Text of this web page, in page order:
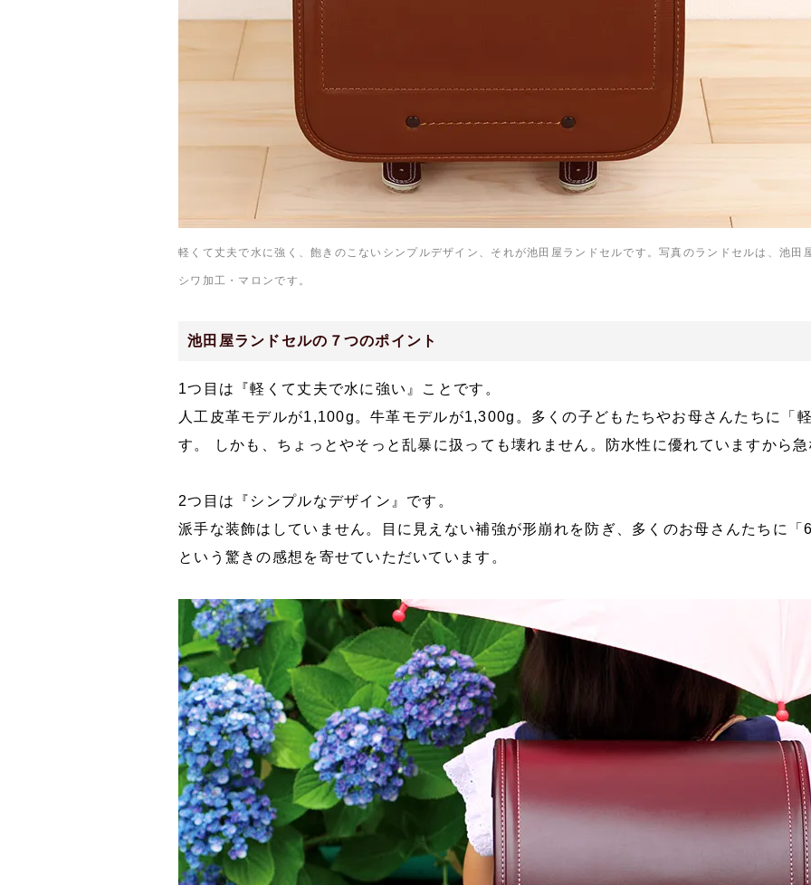
軽くて丈夫で水に強く、飽きのこないシンプルデザイン、それが池田屋ランドセルです。写真のランドセルは、池田
シワ加工・マロンです。
池田屋ランドセルの７つのポイント
1つ目は『軽くて丈夫で水に強い』ことです。
人工皮革モデルが1,100g。牛革モデルが1,300g。多くの子どもたちやお母さんたちに「
す。 しかも、ちょっとやそっと乱暴に扱っても壊れません。防水性に優れていますから急
2つ目は『シンプルなデザイン』です。
派手な装飾はしていません。目に見えない補強が形崩れを防ぎ、多くのお母さんたちに「
という驚きの感想を寄せていただいています。